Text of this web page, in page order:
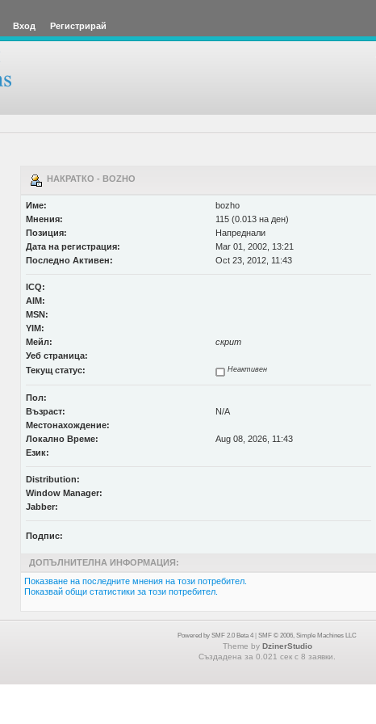
Вход Регистрирай
НАКРАТКО - BOZHO
Име:
bozho
Мнения:
115 (0.013 на ден)
Позиция:
Напреднали
Дата на регистрация:
Mar 01, 2002, 13:21
Последно Активен:
Oct 23, 2012, 11:43
ICQ:
AIM:
MSN:
YIM:
Мейл:
скрит
Уеб страница:
Текущ статус:
Неактивен
Пол:
Възраст:
N/A
Местонахождение:
Локално Време:
Aug 08, 2026, 11:43
Език:
Distribution:
Window Manager:
Jabber:
Подпис:
ДОПЪЛНИТЕЛНА ИНФОРМАЦИЯ:
Показване на последните мнения на този потребител.
Показвай общи статистики за този потребител.
Powered by SMF 2.0 Beta 4 SMF © 2006, Simple Machines LLC
Theme by DzinerStudio
Създадена за 0.021 сек с 8 заявки.